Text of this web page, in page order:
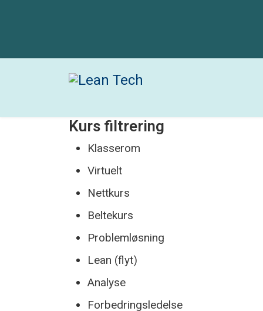
Kurs filtrering
Klasserom
Virtuelt
Nettkurs
Beltekurs
Problemløsning
Lean (flyt)
Analyse
Forbedrings­ledelse